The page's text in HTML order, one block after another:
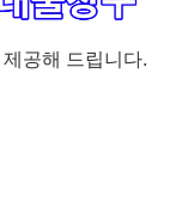
공해 드립니다.